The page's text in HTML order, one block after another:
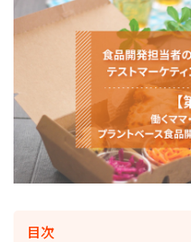
MIYOSHI MIRAI PLATFORM
ミヨシ油脂 コーポレート
目次